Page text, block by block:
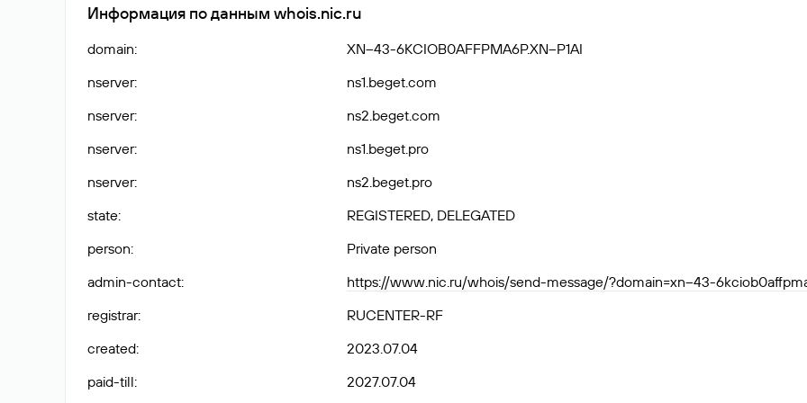
Информация по данным whois.nic.ru
domain:
XN--43-6KCIOB0AFFPMA6P.XN--P1AI
nserver:
ns1.beget.com
nserver:
ns2.beget.com
nserver:
ns1.beget.pro
nserver:
ns2.beget.pro
state:
REGISTERED, DELEGATED
person:
Private person
admin-contact:
https://www.nic.ru/whois/send-message/?domain=xn--43-
registrar:
RUCENTER-RF
created:
2023.07.04
paid-till:
2027.07.04